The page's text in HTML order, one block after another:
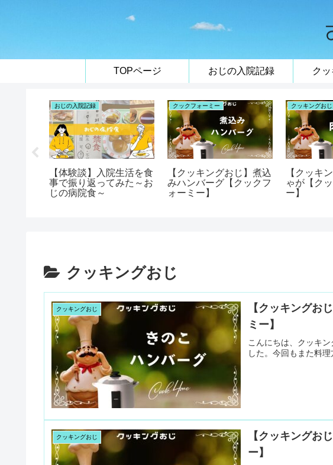
TOPページ おじの入院記録 ク
おじの入院記録
【体験談】入院生活を食
事で振り返ってみた～お
じの病院食～
クックフォーミー
【クッキングおじ】煮込
みハンバーグ【クックフ
ォーミー】
クッキングおじ
【クッキ
ゃが【ク
ー】
クッキングおじ
クッキングおじ
【クッキングお
ミー】
こんにちは、クッキ
した。今回もまた料
クッキングおじ
【クッキングお
ー】